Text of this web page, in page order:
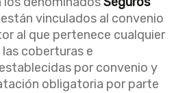
están vinculados al convenio
al que pertenece cualquier
coberturas e
por convenio y
obligatoria por parte